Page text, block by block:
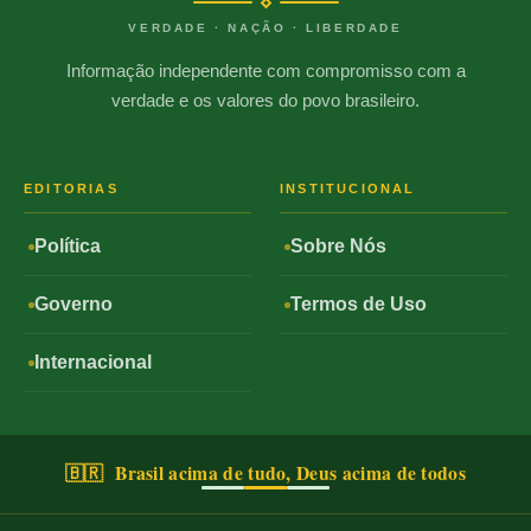
VERDADE · NAÇÃO · LIBERDADE
Informação independente com compromisso com a
verdade e os valores do povo brasileiro.
EDITORIAS
Política
Governo
Internacional
INSTITUCIONAL
Sobre Nós
Termos de Uso
🇧🇷 Brasil acima de tudo, Deus acima de todos